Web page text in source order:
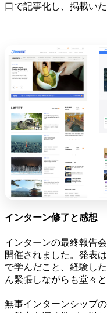
口で記事化し、掲載いた
インターン修了と感想
インターンの最終報告
開催されました。発表
で学んだこと、経験し
ん緊張しながらも堂々
無事インターンシップ